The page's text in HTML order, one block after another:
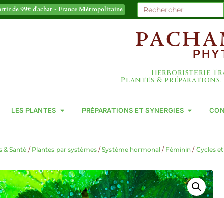
de 99€ d'achat - France Métropolitaine
Herboristerie
Plantes &
LES PLANTES PRÉPARATIONS ET SYNERGIES
& Santé/ Plantes par systèmes /Système hormonal / Féminin /Cycles